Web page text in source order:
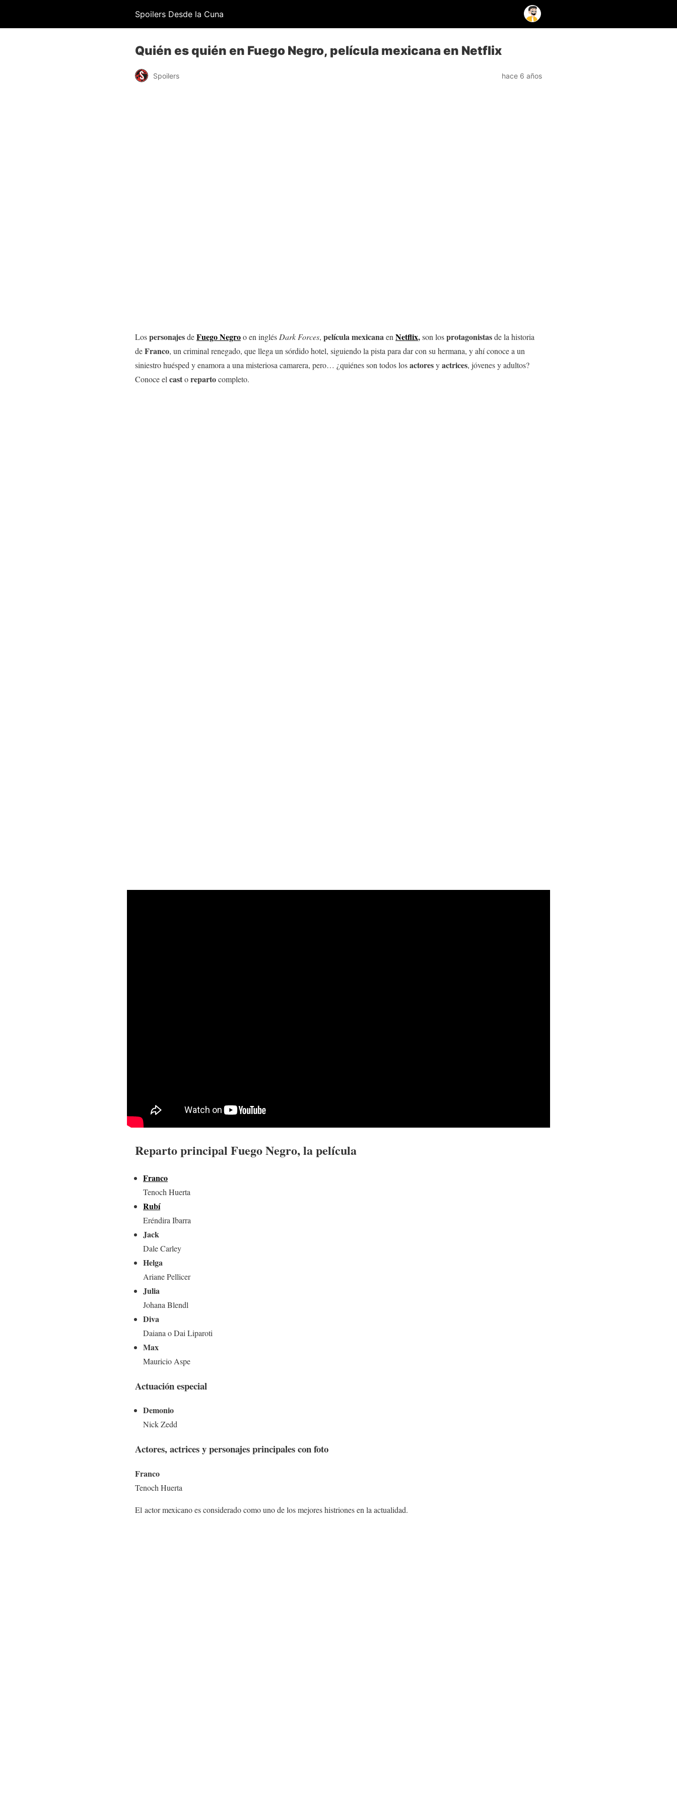
Spoilers Desde la Cuna
Quién es quién en Fuego Negro, película mexicana en Netflix
Spoilers hace 6 años
LospersonajesdeFuego Negroo en inglés Dark Forces, película mexicana en Netflix,son losprotagonistasde la historia
deFranco, un criminal renegado, que llega un sórdido hotel, siguiendo la pista para dar con su hermana, y ahí conoce a un
siniestro huésped y enamora a una misteriosa camarera, pero… ¿quiénes son todos losactoresyactrices, jóvenes y adultos?
Conoce el castorepartocompleto.
Reparto principal Fuego Negro, la película
Franco
Tenoch Huerta
Rubí
Eréndira Ibarra
Jack
Dale Carley
Helga
Ariane Pellicer
Julia
Johana Blendl
Diva
Daiana o Dai Liparoti
Max
Mauricio Aspe
Actuación especial
Demonio
Nick Zedd
Actores, actrices y personajes principales con foto
Franco
Tenoch Huerta
El actor mexicano es considerado como uno de los mejores histriones en la actualidad.